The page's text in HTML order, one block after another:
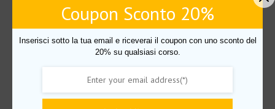
Descrizione
Descrizione
Scarica il corso “Social
Coupon Sconto 20%
Inserisci sotto la tua email e riceverai il coupon con uno sconto del
20% su qualsiasi corso.